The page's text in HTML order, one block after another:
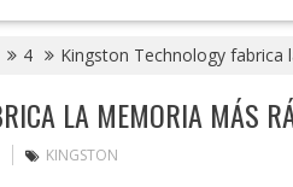
4 Kingston Technology fabrica
LA MEMORIA MÁS
KINGSTON